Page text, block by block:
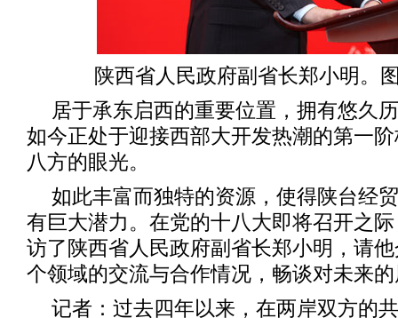
陕西省人民政府副省长郑小明。
居于承东启西的重要位置，拥有悠久
如今正处于迎接西部大开发热潮的第一
八方的眼光。
如此丰富而独特的资源，使得陕台经
有巨大潜力。在党的十八大即将召开之
访了陕西省人民政府副省长郑小明，请
个领域的交流与合作情况，畅谈对未来
记者：过去四年以来，在两岸双方的